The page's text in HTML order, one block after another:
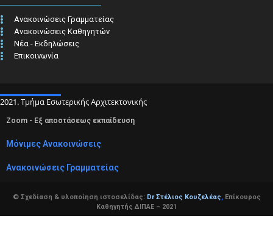
Ανακοινώσεις Γραμματείας
Ανακοινώσεις Καθηγητών
Νέα - Εκδηλώσεις
Επικοινωνία
2021. Τμήμα Εσωτερικής Αρχιτεκτονικής
Zoom - Εξ αποστάσεως εκπαίδευση
Μόνιμες Ανακοινώσεις
Ανακοινώσεις Γραμματείας
© Σχεδίαση & υλοποίηση ιστοσελίδας: Dr Στέλιος Κουζελέας,Επίκουρος
Καθηγητής ΔΙΠΑΕ – 2021